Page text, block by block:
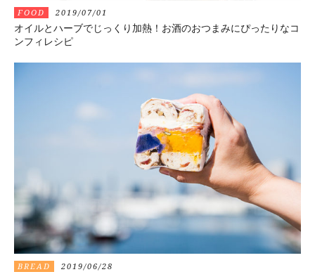
FOOD 2019/07/01
オイルとハーブでじっくり加熱！お酒のおつまみにぴったりなコ
ンフィレシピ
BREAD 2019/06/28